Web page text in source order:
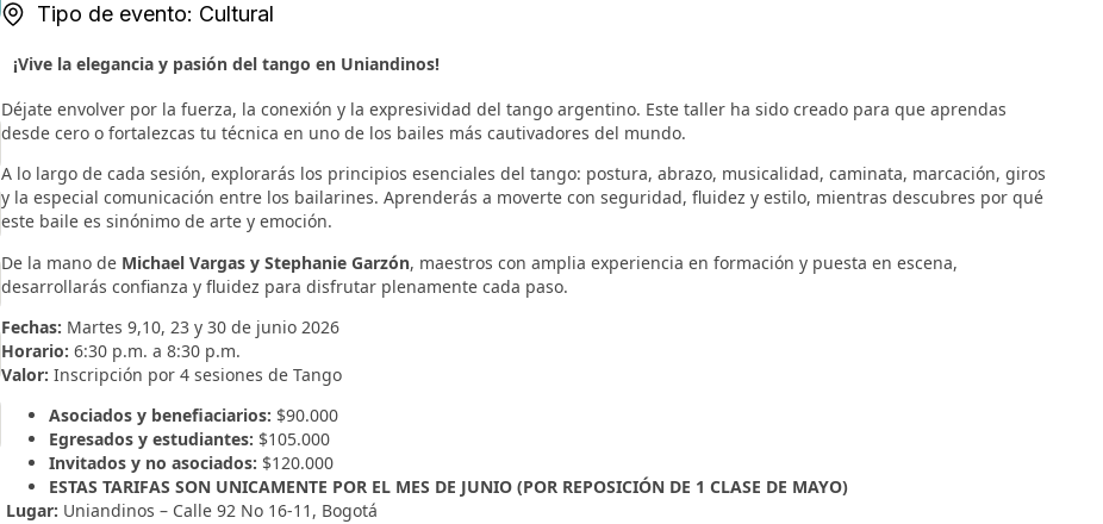
Tipo de evento: Cultural
¡Vive la elegancia y pasión del tango en Uniandinos!
Déjate envolver por la fuerza, la conexión y la expresividad del tango argentino. Este taller ha sido creado para que aprendas
desde cero o fortalezcas tu técnica en uno de los bailes más cautivadores del mundo.
A lo largo de cada sesión, explorarás los principios esenciales del tango: postura, abrazo, musicalidad, caminata, marcación, giros
y la especial comunicación entre los bailarines. Aprenderás a moverte con seguridad, fluidez y estilo, mientras descubres por qué
este baile es sinónimo de arte y emoción.
De la mano de Michael Vargas y Stephanie Garzón, maestros con amplia experiencia en formación y puesta en escena,
desarrollarás confianza y fluidez para disfrutar plenamente cada paso.
Fechas: Martes 9,10, 23 y 30 de junio 2026
Horario: 6:30 p.m. a 8:30 p.m.
Valor:Inscripción por 4 sesiones de Tango
Asociados y benefiaciarios: $90.000
Egresados y estudiantes: $105.000
Invitados y no asociados: $120.000
ESTAS TARIFAS SON UNICAMENTE POR EL MES DE JUNIO (POR REPOSICIÓN DE 1 CLASE DE MAYO)
Lugar: Uniandinos – Calle 92 No 16-11, Bogotá